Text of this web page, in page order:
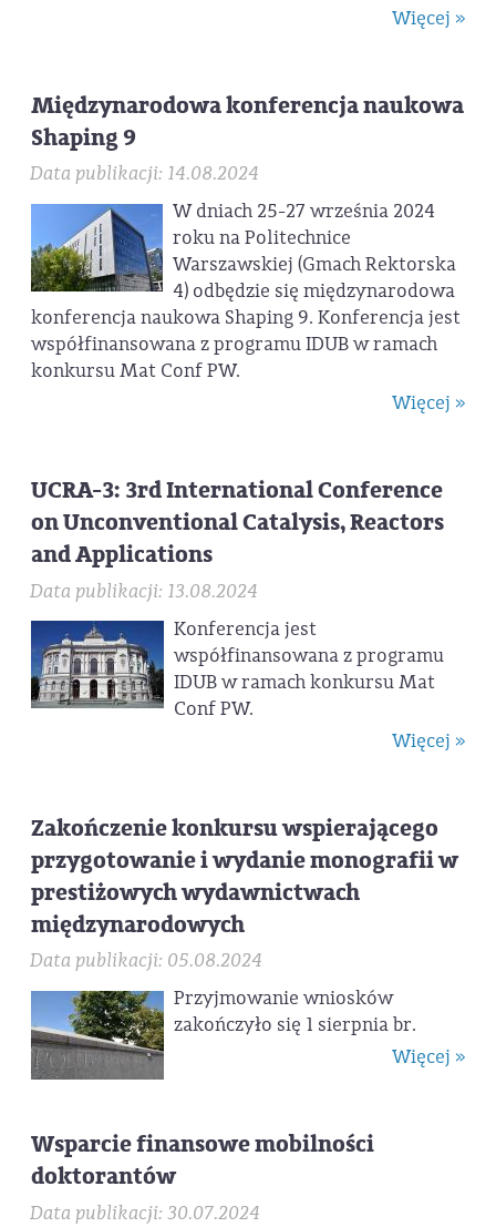
Więcej »
Międzynarodowa konferencja naukowa
Shaping 9
Data publikacji: 14.08.2024
W dniach 25-27 września 2024
roku na Politechnice
Warszawskiej (Gmach Rektorska
4) odbędzie się międzynarodowa
konferencja naukowa Shaping 9. Konferencja jest
współfinansowana z programu IDUB w ramach
konkursu Mat Conf PW.
Więcej »
UCRA-3: 3rd International Conference
on Unconventional Catalysis, Reactors
and Applications
Data publikacji: 13.08.2024
Konferencja jest
współfinansowana z programu
IDUB w ramach konkursu Mat
Conf PW.
Więcej »
Zakończenie konkursu wspierającego
przygotowanie i wydanie monografii w
prestiżowych wydawnictwach
międzynarodowych
Data publikacji: 05.08.2024
Przyjmowanie wniosków
zakończyło się 1 sierpnia br.
Więcej »
Wsparcie finansowe mobilności
doktorantów
Data publikacji: 30.07.2024